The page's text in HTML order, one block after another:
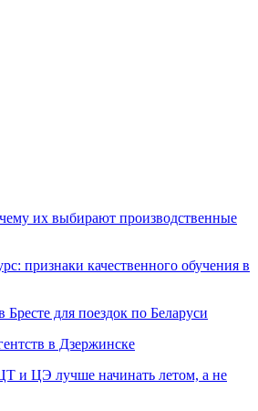
их выбирают производственные
признаки качественного обучения в
для поездок по Беларуси
в Дзержинске
и ЦЭ лучше начинать летом, а не